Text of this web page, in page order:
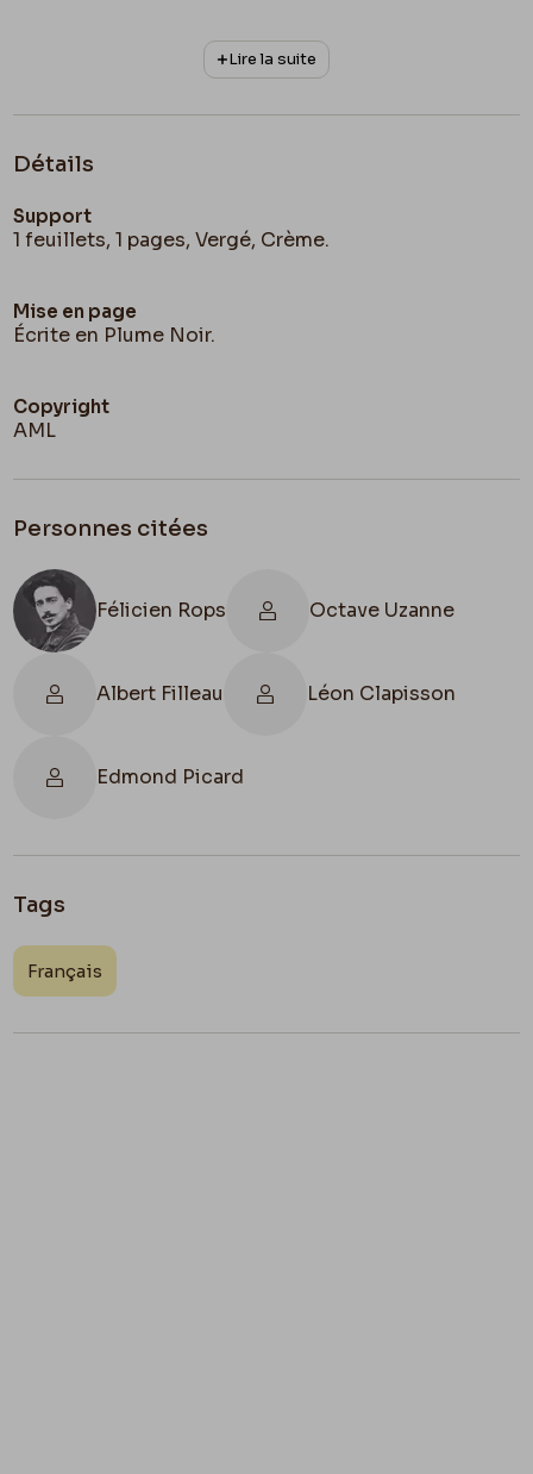
Lire la suite
Détails
Support
1 feuillets, 1 pages, Vergé, Crème.
Mise en page
Écrite en Plume Noir.
Copyright
AML
Personnes citées
Félicien Rops Octave Uzanne
Albert Filleau Léon Clapisson
Edmond Picard
Tags
Français